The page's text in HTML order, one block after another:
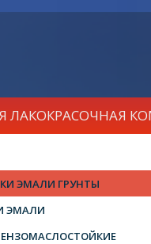
ЛАКОКРАСОЧНАЯ
ЭМАЛИ ГРУНТЫ
ЭМАЛИ